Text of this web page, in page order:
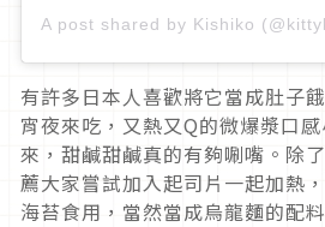
A post shared by Kishiko
有許多日本人喜歡將它當成肚子
宵夜來吃，又熱又Q的微爆漿口
來，甜鹹甜鹹真的有夠唰嘴。除
薦大家嘗試加入起司片一起加熱
海苔食用，當然當成烏龍麵的配